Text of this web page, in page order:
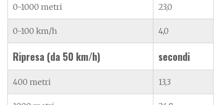
0-1000 metri 23,0
0-100 km/h 4,0
Ripresa (da 50 km/h) secondi
400 metri 13,3